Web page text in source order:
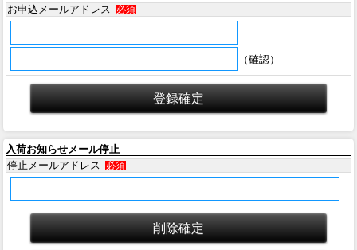
お申込メールアドレス 必須
（確認）
入荷お知らせメール停止
停止メールアドレス
必須